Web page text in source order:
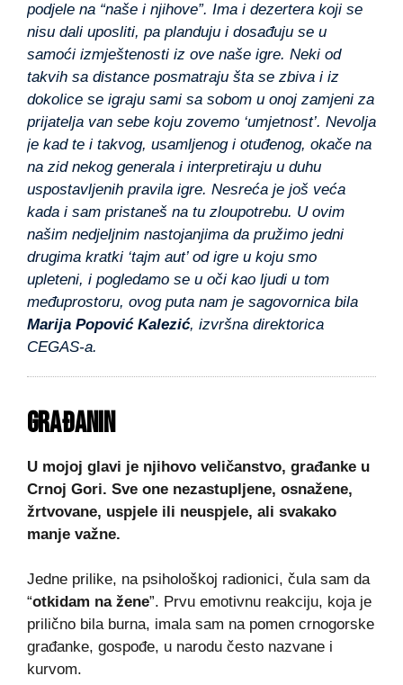
podjele na “naše i njihove”. Ima i dezertera koji se
nisu dali uposliti, pa planduju i dosađuju se u
samoći izmještenosti iz ove naše igre. Neki od
takvih sa distance posmatraju šta se zbiva i iz
dokolice se igraju sami sa sobom u onoj zamjeni za
prijatelja van sebe koju zovemo ‘umjetnost’. Nevolja
je kad te i takvog, usamljenog i otuđenog, okače na
na zid nekog generala i interpretiraju u duhu
uspostavljenih pravila igre. Nesreća je još veća
kada i sam pristaneš na tu zloupotrebu. U ovim
našim nedjeljnim nastojanjima da pružimo jedni
drugima kratki ‘tajm aut’ od igre u koju smo
upleteni, i pogledamo se u oči kao ljudi u tom
međuprostoru, ovog puta nam je sagovornica bila
Marija Popović Kalezić, izvršna direktorica
CEGAS-a.
GRAĐANIN
U mojoj glavi je njihovo veličanstvo, građanke u
Crnoj Gori. Sve one nezastupljene, osnažene,
žrtvovane, uspjele ili neuspjele, ali svakako
manje važne.
Jedne prilike, na psihološkoj radionici, čula sam da
“otkidam na žene”. Prvu emotivnu reakciju, koja je
prilično bila burna, imala sam na pomen crnogorske
građanke, gospođe, u narodu često nazvane i
kurvom.